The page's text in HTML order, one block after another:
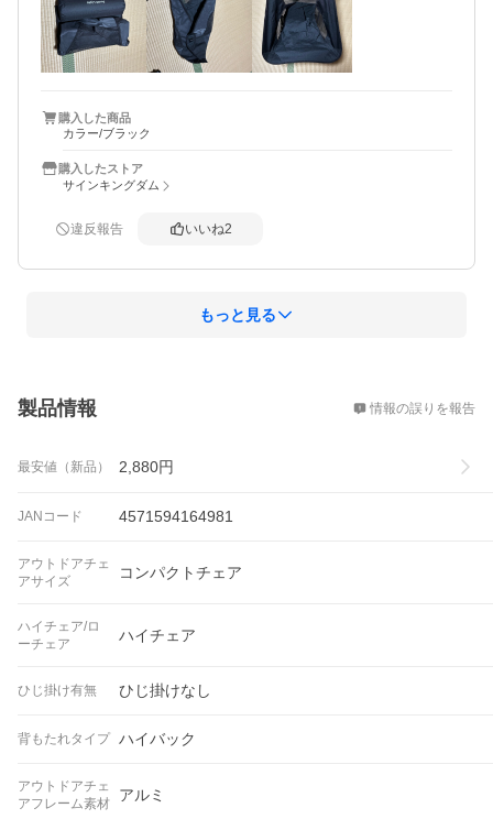
安定感は問題ないと思われます
総評すれば、値段相応といった感じです。
もっと頑丈で多機能なものを求められるのであれば、もっ
ますが、多少安くてもいいなら十分かと
購入した商品
カラー/ブラック
購入したストア
サインキングダム
違反報告 いいね2
もっと見る
製品情報 情報の誤りを報告
最安値（新品） 2,880円
JANコード 4571594164981
アウトドアチェ
アサイズ
コンパクトチェア
ハイチェア/ロ
ーチェア
ハイチェア
ひじ掛け有無 ひじ掛けなし
背もたれタイプ ハイバック
アウトドアチェ
アフレーム素材
アルミ